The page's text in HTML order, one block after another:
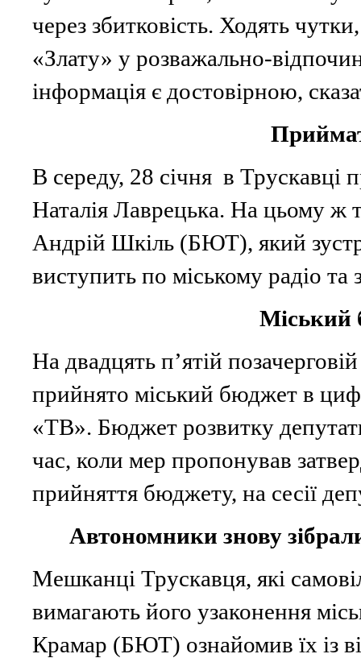
через збитковість. Ходять
«Злату» у розважально-
інформація є достовірною,
В середу, 28 січня в Трускавці
Наталія Лаврецька. На цьому ж
Андрій Шкіль (БЮТ), який
виступить по міському радіо та
Міський
На двадцять п’ятій
прийнято міський бюджет в
«ТВ». Бюджет розвитку
час, коли мер пропонував
прийняття бюджету, на сесії
Автономники знову
Мешканці Трускавця, які
вимагають його узаконення
Крамар (БЮТ) ознайомив їх із